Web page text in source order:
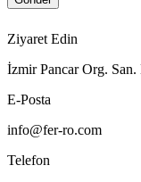
Ziyaret Edin
İzmir Pancar Org.
E-Posta
info@fer-ro.com
Telefon